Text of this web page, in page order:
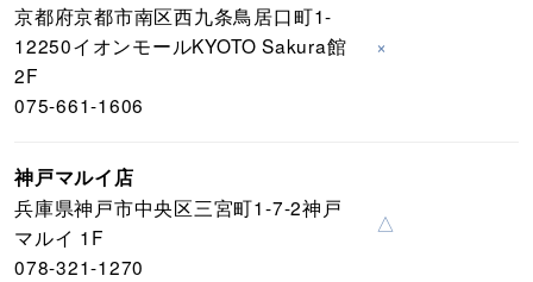
京都府京都市南区西九条鳥居口町1-
12250イオンモールKYOTO Sakura館
2F
075-661-1606
×
神戸マルイ店
兵庫県神戸市中央区三宮町1-7-2神戸
マルイ 1F
078-321-1270
△